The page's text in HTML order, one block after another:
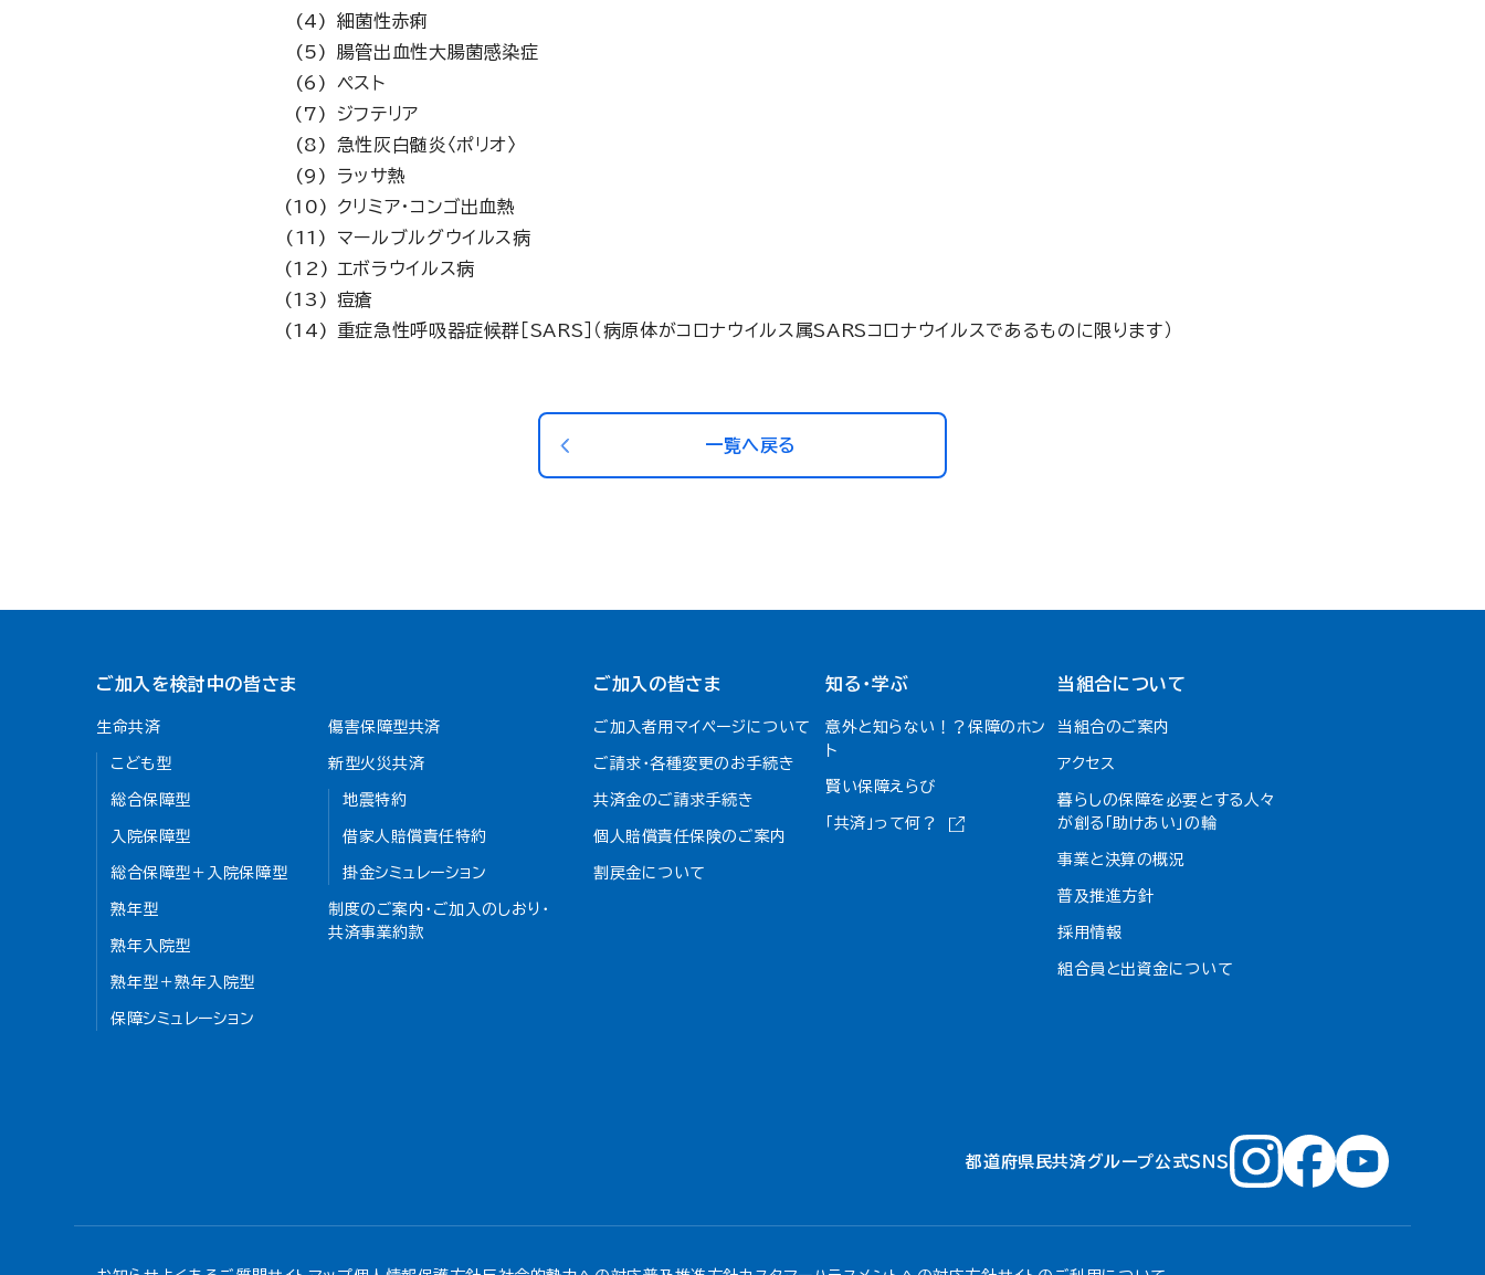
細菌性赤痢
腸管出血性大腸菌感染症
ペスト
ジフテリア
急性灰白髄炎〈ポリオ〉
ラッサ熱
クリミア・コンゴ出血熱
マールブルグウイルス病
エボラウイルス病
痘瘡
重症急性呼吸器症候群［SARS］（病原体がコロナウイルス属SARSコロナウイルスであるものに限ります）
一覧へ戻る
ご加入を検討中の皆さま
生命共済
こども型
総合保障型
入院保障型
総合保障型＋入院保障型
熟年型
熟年入院型
熟年型＋熟年入院型
保障シミュレーション
傷害保障型共済
新型火災共済
地震特約
借家人賠償責任特約
掛金シミュレーション
制度のご案内・ご加入のしおり・
共済事業約款
ご加入の皆さま
ご加入者用マイページについて
ご請求・各種変更のお手続き
共済金のご請求手続き
個人賠償責任保険のご案内
割戻金について​
知る・学ぶ
意外と知らない！？保障のホン
ト
賢い保障えらび
「共済」って何？
当組合について
当組合のご案内
アクセス
暮らしの保障を必要とする人々
が創る「助けあい」の輪
事業と決算の概況
普及推進方針
採用情報
組合員と出資金について
都道府県民共済グループ公式ＳＮＳ